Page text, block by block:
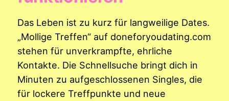
Das Leben ist zu kurz für langweilige Dates.
„Mollige Treffen“ auf doneforyoudating.com
stehen für unverkrampfte, ehrliche
Kontakte. Die Schnellsuche bringt dich in
Minuten zu aufgeschlossenen Singles, die
für lockere Treffpunkte und neue